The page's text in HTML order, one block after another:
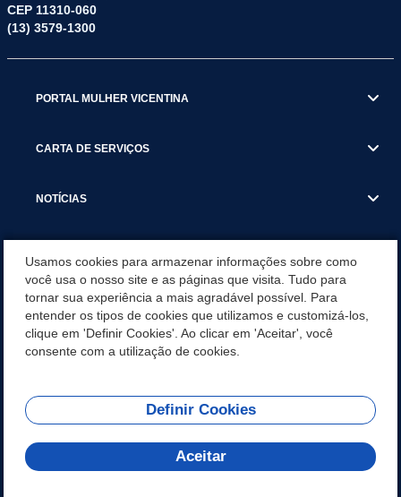
CEP 11310-060
(13) 3579-1300
PORTAL MULHER VICENTINA
CARTA DE SERVIÇOS
NOTÍCIAS
VISITE SÃO VICENTE
INSTITUCIONAL
REDES SOCIAIS
Usamos cookies para armazenar informações sobre como
você usa o nosso site e as páginas que visita. Tudo para
tornar sua experiência a mais agradável possível. Para
entender os tipos de cookies que utilizamos e customizá-los,
clique em 'Definir Cookies'. Ao clicar em 'Aceitar', você
consente com a utilização de cookies.
Definir Cookies
Aceitar
Olá! Como
posso te ajudar?